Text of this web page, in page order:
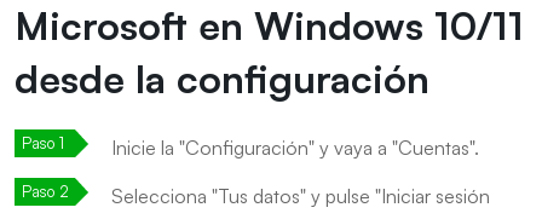
Microsoft en Windows 10/11
desde la configuración
Inicie la "Configuración" y vaya a "Cuentas".
Selecciona "Tus datos" y pulse "Iniciar sesión